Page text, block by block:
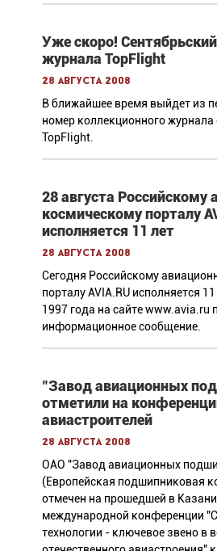
Уже скоро!
журнала TopFlight
28 августа 2008
В ближайшее время выйдет из
номер коллекционного
TopFlight.
28 августа Российскому
космическому порталу
исполняется 11 лет
28 августа 2008
Сегодня Российскому
порталу AVIA.RU исполняется
1997 года на сайте www.avia.ru
информационное сообщение.
"Завод авиационных
отметили на
авиастроителей
28 августа 2008
ОАО "Завод авиационных
(Европейская подшипниковая
отмечен на прошедшей в
международной конференции
технологии - ключевое звено в